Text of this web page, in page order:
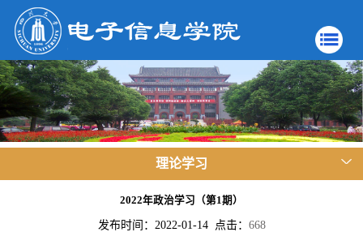
理论学习
2022年政治学习（第1期）
发布时间：2022-01-14 点击： 668